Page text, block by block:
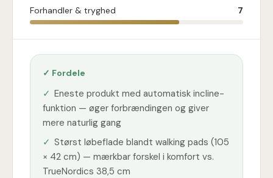
Forhandler & tryghed 7
✓ Fordele
✓ Eneste produkt med automatisk incline-
funktion — øger forbrændingen og giver
mere naturlig gang
✓ Størst løbeflade blandt walking pads (105
× 42 cm) — mærkbar forskel i komfort vs.
TrueNordics 38,5 cm